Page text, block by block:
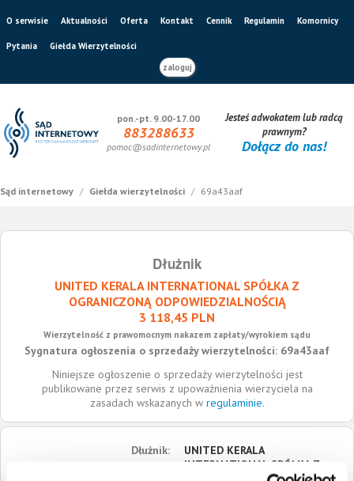
O serwisie Aktualności Oferta Kontakt Cennik Regulamin Komornicy
Pytania
Giełda Wierzytelności
zaloguj
pon.-pt. 9.00-17.00
883288633
pomoc@sadinternetowy.pl
Jesteś adwokatem lub radcą
prawnym?
Dołącz do nas!
Sąd internetowy / Giełda wierzytelności / 69a43aaf
Dłużnik
UNITED KERALA INTERNATIONAL SPÓŁKA Z
OGRANICZONĄ ODPOWIEDZIALNOŚCIĄ
3 118,45 PLN
Wierzytelność z prawomocnym nakazem zapłaty/wyrokiem sądu
Sygnatura ogłoszenia o sprzedaży wierzytelności: 69a43aaf
Niniejsze ogłoszenie o sprzedaży wierzytelności jest
publikowane przez serwis z upoważnienia wierzyciela na
zasadach wskazanych w regulaminie.
Dłużnik:
UNITED KERALA
INTERNATIONAL SPÓŁKA Z